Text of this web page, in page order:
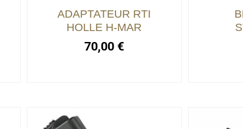
ADAPTATEUR RTI
HOLLE H-MAR
70,00€